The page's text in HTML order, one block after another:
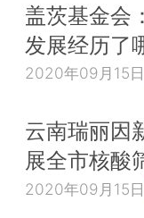
盖茨基金会
发展经历了
2020年09月15日
云南瑞丽因
展全市核酸
2020年09月15日